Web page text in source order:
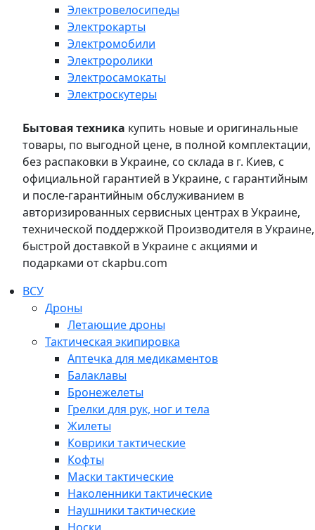
Электровелосипеды
Электрокарты
Электромобили
Электроролики
Электросамокаты
Электроскутеры
Бытовая техника купить новые и оригинальные
товары, по выгодной цене, в полной комплектации,
без распаковки в Украине, со склада в г. Киев, с
официальной гарантией в Украине, с гарантийным
и после-гарантийным обслуживанием в
авторизированных сервисных центрах в Украине,
технической поддержкой Производителя в Украине,
быстрой доставкой в Украине с акциями и
подарками от ckapbu.com
ВСУ
Дроны
Летающие дроны
Тактическая экипировка
Аптечка для медикаментов
Балаклавы
Бронежелеты
Грелки для рук, ног и тела
Жилеты
Коврики тактические
Кофты
Маски тактические
Наколенники тактические
Наушники тактические